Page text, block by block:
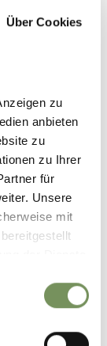
Über Cookies
zu
anbieten
zu
zu Ihrer
für
Unsere
mit